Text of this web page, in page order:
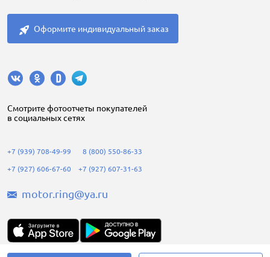
Оформите индивидуальный заказ
Cмотрите фотоотчеты покупателей
в социальных сетях
+7 (939) 708-49-99
+7 (927) 606-67-60
8 (800) 550-86-33
+7 (927) 607-31-63
motor.ring@ya.ru